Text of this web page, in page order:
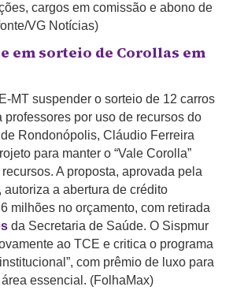
cargos em comissão e abono de
VG Notícias)
em sorteio de Corollas em
MT suspender o sorteio de 12 carros
professores por uso de recursos do
Rondonópolis, Cláudio Ferreira
para manter o “Vale Corolla”
A proposta, aprovada pela
a abertura de crédito
milhões no orçamento, com retirada
da Secretaria de Saúde. O Sispmur
ao TCE e critica o programa
com prêmio de luxo para
essencial. (FolhaMax)